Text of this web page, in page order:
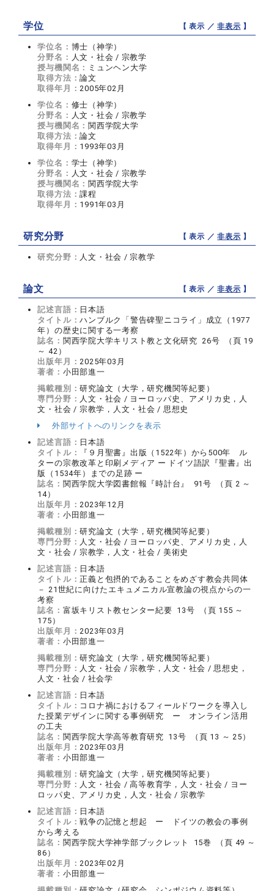
学位 【 表示 ／非表示 】
学位名： 博士（神学）
分野名： 人文・社会 / 宗教学
授与機関名： ミュンヘン大学
取得方法：論文
取得年月：2005年02月
学位名： 修士（神学）
分野名： 人文・社会 / 宗教学
授与機関名： 関西学院大学
取得方法：論文
取得年月： 1993年03月
学位名： 学士（神学）
分野名： 人文・社会 / 宗教学
授与機関名： 関西学院大学
取得方法：課程
取得年月： 1991年03月
研究分野 【 表示 ／非表示 】
研究分野： 人文・社会 / 宗教学
論文 【 表示 ／非表示 】
記述言語： 日本語
タイトル：ハンブルク「警告碑聖ニコライ」成立（1977
年）の歴史に関する一考察
誌名： 関西学院大学キリスト教と文化研究 26号 （頁 19
～ 42）
出版年月：2025年03月
著者： 小田部進一
掲載種別：研究論文（大学，研究機関等紀要）
専門分野： 人文・社会 / ヨーロッパ史、アメリカ史，人
文・社会 / 宗教学，人文・社会 / 思想史
外部サイトへのリンクを表示
記述言語： 日本語
タイトル：
『９月聖書』出版（1522年）から500年 ル
ターの宗教改革と印刷メディア ー ドイツ語訳『聖書』出
版（1534年）までの足跡 ー
誌名： 関西学院大学図書館報『時計台』 91号 （頁 2 ～
14）
出版年月：2023年12月
著者： 小田部進一
掲載種別：研究論文（大学，研究機関等紀要）
専門分野： 人文・社会 / ヨーロッパ史、アメリカ史，人
文・社会 / 宗教学，人文・社会 / 美術史
記述言語： 日本語
タイトル：正義と包摂的であることをめざす教会共同体
－ 21世紀に向けたエキュメニカル宣教論の視点からの一
考察
誌名： 富坂キリスト教センター紀要 13号 （頁 155 ～
175）
出版年月：2023年03月
著者： 小田部進一
掲載種別：研究論文（大学，研究機関等紀要）
専門分野： 人文・社会 / 宗教学，人文・社会 / 思想史，
人文・社会 / 社会学
記述言語： 日本語
タイトル： コロナ禍におけるフィールドワークを導入し
た授業デザインに関する事例研究 ー オンライン活用
の工夫
誌名： 関西学院大学高等教育研究 13号 （頁 13 ～ 25）
出版年月：2023年03月
著者： 小田部進一
掲載種別：研究論文（大学，研究機関等紀要）
専門分野： 人文・社会 / 高等教育学，人文・社会 / ヨー
ロッパ史、アメリカ史，人文・社会 / 宗教学
記述言語： 日本語
タイトル：戦争の記憶と想起 ー ドイツの教会の事例
から考える
誌名： 関西学院大学神学部ブックレット 15巻 （頁 49 ～
86）
出版年月：2023年02月
著者： 小田部進一